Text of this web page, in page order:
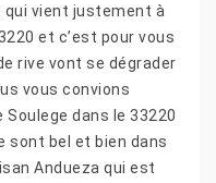
qui vient justement à
et c’est pour vous
rive vont se dégrader
vous convions
dans le 33220
sont bel et bien dans
Andueza qui est